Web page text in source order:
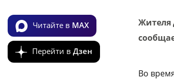
Читайте в MAX
Перейти в Дзен
Жителя
Во